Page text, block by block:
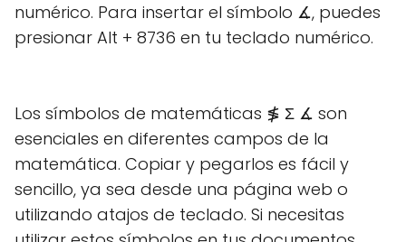
numérico. Para insertar el símbolo ∡, puedes
presionar Alt + 8736 en tu teclado numérico.
Los símbolos de matemáticas ≸ Σ ∡ son
esenciales en diferentes campos de la
matemática. Copiar y pegarlos es fácil y
sencillo, ya sea desde una página web o
utilizando atajos de teclado. Si necesitas